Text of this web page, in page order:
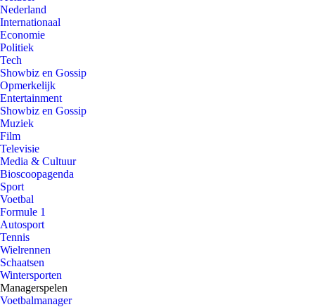
Nederland
Internationaal
Economie
Politiek
Tech
Showbiz en Gossip
Opmerkelijk
Entertainment
Showbiz en Gossip
Muziek
Film
Televisie
Media & Cultuur
Bioscoopagenda
Sport
Voetbal
Formule 1
Autosport
Tennis
Wielrennen
Schaatsen
Wintersporten
Managerspelen
Voetbalmanager